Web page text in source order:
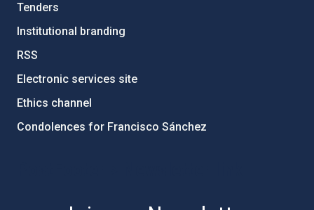
Tenders
Institutional branding
RSS
Electronic services site
Ethics channel
Condolences for Francisco Sánchez